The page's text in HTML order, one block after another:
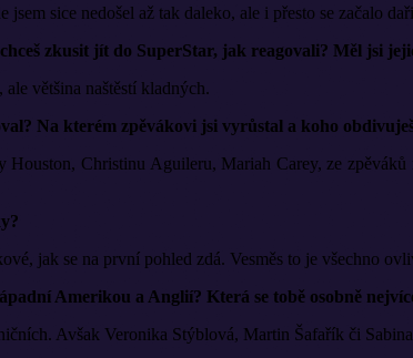
sice nedošel až tak daleko, ale i přesto se začalo
zkusit jít do SuperStar, jak reagovali? Měl jsi
většina naštěstí kladných.
Na kterém zpěvákovi jsi vyrůstal a koho
Christinu Aguileru, Mariah Carey, ze
jak se na první pohled zdá. Vesměs to je všechno
Amerikou a Anglií? Která se tobě osobně
Avšak Veronika Stýblová, Martin Šafařík či